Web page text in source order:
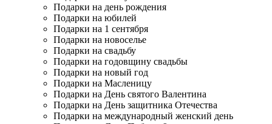
Подарки на день рождения
Подарки на юбилей
Подарки на 1 сентября
Подарки на новоселье
Подарки на свадьбу
Подарки на годовщину свадьбы
Подарки на новый год
Подарки на Масленицу
Подарки на День святого Валентина
Подарки на День защитника Отечества
Подарки на международный женский день